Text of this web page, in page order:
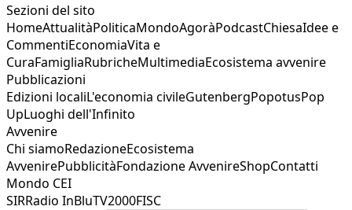
Sezioni del sito
HomeAttualitàPoliticaMondoAgoràPodcastChiesaIdee e
CommentiEconomiaVita e
CuraFamigliaRubricheMultimediaEcosistema avvenire
Pubblicazioni
Edizioni localiL'economia civileGutenbergPopotusPop
UpLuoghi dell'Infinito
Avvenire
Chi siamoRedazioneEcosistema
AvvenirePubblicitàFondazione AvvenireShopContatti
Mondo CEI
SIRRadio InBluTV2000FISC